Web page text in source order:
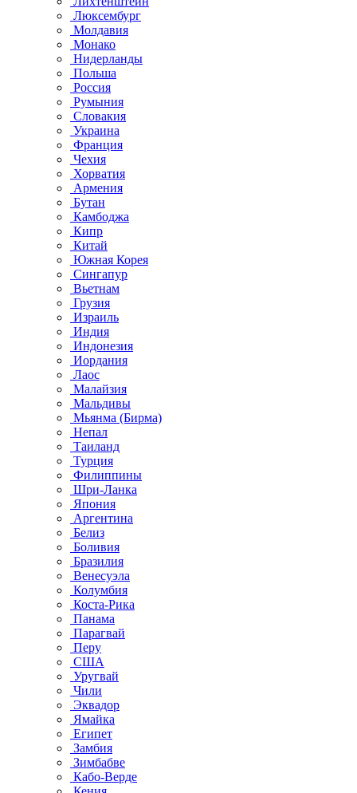
Люксембург
Молдавия
Монако
Нидерланды
Польша
Россия
Румыния
Словакия
Украина
Франция
Чехия
Хорватия
Армения
Бутан
Камбоджа
Кипр
Китай
Южная Корея
Сингапур
Вьетнам
Грузия
Израиль
Индия
Индонезия
Иордания
Лаос
Малайзия
Мальдивы
Мьянма (Бирма)
Непал
Таиланд
Турция
Филиппины
Шри-Ланка
Япония
Аргентина
Белиз
Боливия
Бразилия
Венесуэла
Колумбия
Коста-Рика
Панама
Парагвай
Перу
США
Уругвай
Чили
Эквадор
Ямайка
Египет
Замбия
Зимбабве
Кабо-Верде